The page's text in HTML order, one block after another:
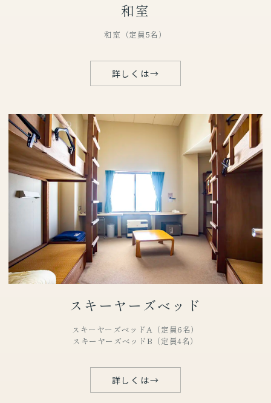
和室
和室（定員5名）
詳しくは→
スキーヤーズベッド
スキーヤーズベッドA（定員6名）
スキーヤーズベッドB（定員4名）
詳しくは→